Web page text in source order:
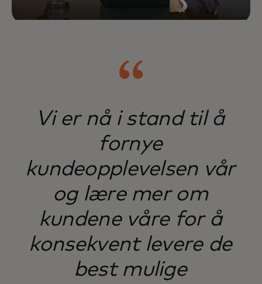
Vi er nå i stand til å
fornye
kundeopplevelsen vår
og lære mer om
kundene våre for å
konsekvent levere de
best mulige